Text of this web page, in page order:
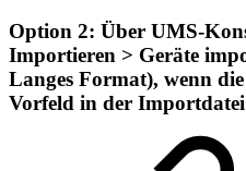
Option 2: Über UMS-
Importieren > Geräte
Langes Format), wenn
Vorfeld in der